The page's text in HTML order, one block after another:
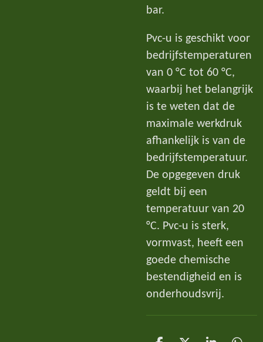
bar.
Pvc-u is geschikt voor
bedrijfstemperaturen
van 0 °C tot 60 °C,
waarbij het belangrijk
is te weten dat de
maximale werkdruk
afhankelijk is van de
bedrijfstemperatuur.
De opgegeven druk
geldt bij een
temperatuur van 20
°C. Pvc-u is sterk,
vormvast, heeft een
goede chemische
bestendigheid en is
onderhoudsvrij.